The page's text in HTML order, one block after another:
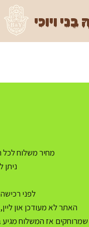
ויוכי
מחיר משלוח לכל חלקי הארץ 59 ש"ח
לפני
האתר לא מעודכן און
אז המשלוח